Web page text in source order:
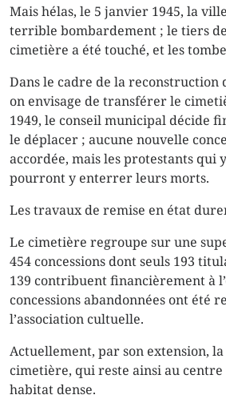
Mais hélas, le 5 janvier 1945, la
terrible bombardement ; le tiers
cimetière a été touché, et les
Dans le cadre de la reconstruction
on envisage de transférer le
1949, le conseil municipal décide
le déplacer ; aucune nouvelle
accordée, mais les protestants qui
pourront y enterrer leurs morts.
Les travaux de remise en état
Le cimetière regroupe sur une
454 concessions dont seuls 193
139 contribuent financièrement à
concessions abandonnées ont été
l’association cultuelle.
Actuellement, par son extension,
cimetière, qui reste ainsi au
habitat dense.